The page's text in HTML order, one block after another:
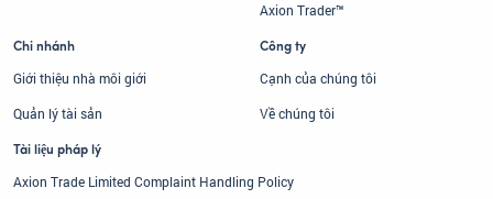
Axion Trader™
Chi nhánh
Giới thiệu nhà môi giới
Quản lý tài sản
Công ty
Cạnh của chúng tôi
Về chúng tôi
Tài liệu pháp lý
Axion Trade Limited Complaint Handling Policy